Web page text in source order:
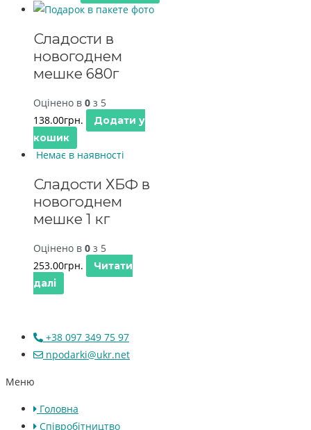
Сладости в
новогоднем
мешке 680г
Оцінено в 0 з 5
138.00грн.
Додати у
кошик
Немає в наявності
Сладости ХБФ в
новогоднем
мешке 1 кг
Оцінено в 0 з 5
253.00грн.
Читати
далі
+38 097 349 75 97
npodarki@ukr.net
Меню
Головна
Співробітництво